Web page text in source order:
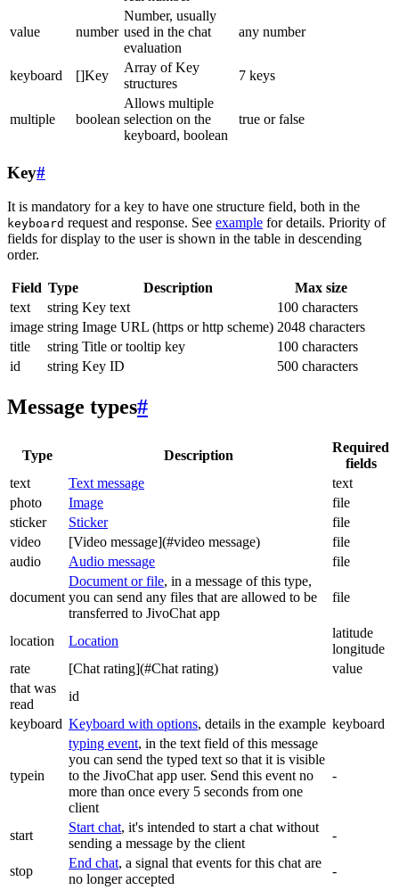
value number
Number, usually
used in the chat
evaluation
any number
keyboard []Key
Array of Key
structures
7 keys
multiple boolean
Allows multiple
selection on the
keyboard, boolean
true or false
Key#
It is mandatory for a key to have one structure field, both in the
keyboard request and response. See example for details. Priority of
fields for display to the user is shown in the table in descending
order.
Field Type Description
Max size
text
string Key text
100 characters
image string Image URL (https or http scheme) 2048 characters
title
string Title or tooltip key
100 characters
id
string Key ID 500 characters
Message types#
Type Description
Required
fields
text
Text message
text
photo
Image
file
sticker
Sticker
file
video
[Video message](#video message)
file
audio
Audio message file
document
Document or file, in a message of this type,
you can send any files that are allowed to be
transferred to JivoChat app
file
location Location
latitude
longitude
rate
[Chat rating](#Chat rating)
value
that was
read
id
keyboard Keyboard with options, details in the example keyboard
typein
typing event, in the text field of this message
you can send the typed text so that it is visible
to the JivoChat app user. Send this event no
more than once every 5 seconds from one
client
-
start
Start chat, it's intended to start a chat without
sending a message by the client
-
stop
End chat, a signal that events for this chat are
no longer accepted
-